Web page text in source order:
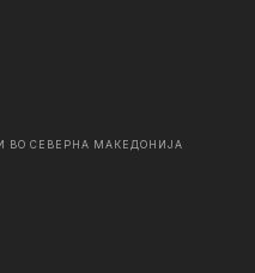
ВО СЕВЕРНА МАКЕДОНИЈА